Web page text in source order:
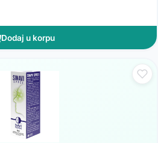
Dodaj u korpu